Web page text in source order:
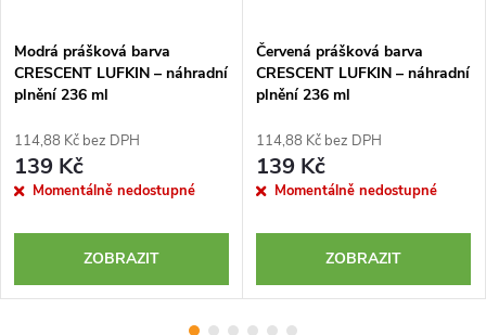
Modrá prášková barva
CRESCENT LUFKIN – náhradní
plnění 236 ml
114,88 Kč bez DPH
139 Kč
Momentálně nedostupné
ZOBRAZIT
Červená prášková barva
CRESCENT LUFKIN – náhradní
plnění 236 ml
114,88 Kč bez DPH
139 Kč
Momentálně nedostupné
ZOBRAZIT